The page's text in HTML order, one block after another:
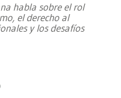
habla sobre el rol
el derecho al
y los desafíos